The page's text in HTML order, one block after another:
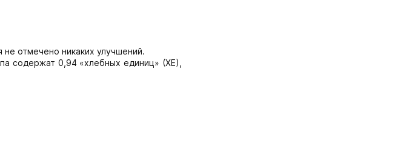
отмечено никаких улучшений.
содержат 0,94 «хлебных единиц» (ХЕ),